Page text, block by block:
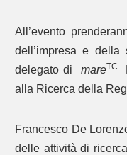
All’evento
dell’impresa e della
delegato di mareTC
alla Ricerca della
Francesco De
delle attività di